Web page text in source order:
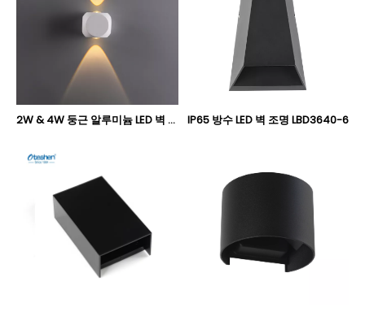
2W & 4W 둥근 알루미늄 LED 벽 빛, IP44는 옥외 소형 장식 벽 Sconce Oteshen LBD7110-2/LBD7120-4를 덮었습니다 IP65 방수 LED 벽 조명 LBD3640-6